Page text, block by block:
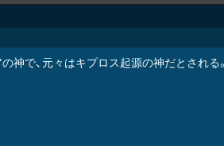
神で、元々はキプロス起源の神だとされる